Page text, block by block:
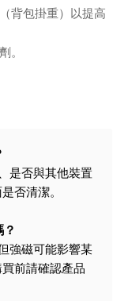
背包掛重）以提高
。
是否與其他裝置
否清潔。
強磁可能影響某
前請確認產品